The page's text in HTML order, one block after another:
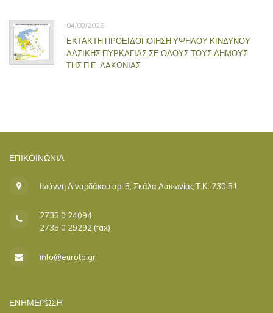
04/08/2026
ΕΚΤΑΚΤΗ ΠΡΟΕΙΔΟΠΟΙΗΣΗ ΥΨΗΛΟΥ ΚΙΝΔΥΝΟΥ
ΔΑΣΙΚΗΣ ΠΥΡΚΑΓΙΑΣ ΣΕ ΟΛΟΥΣ ΤΟΥΣ ΔΗΜΟΥΣ
ΤΗΣ Π.Ε. ΛΑΚΩΝΙΑΣ
ΕΠΙΚΟΙΝΩΝΊΑ
Ιωάννη Λιναρδάκου αρ. 5, Σκάλα Λακωνίας Τ.Κ. 230 51
2735 0 24094
2735 0 29292 (fax)
info@eurota.gr
ΕΝΗΜΕΡΩΣΗ